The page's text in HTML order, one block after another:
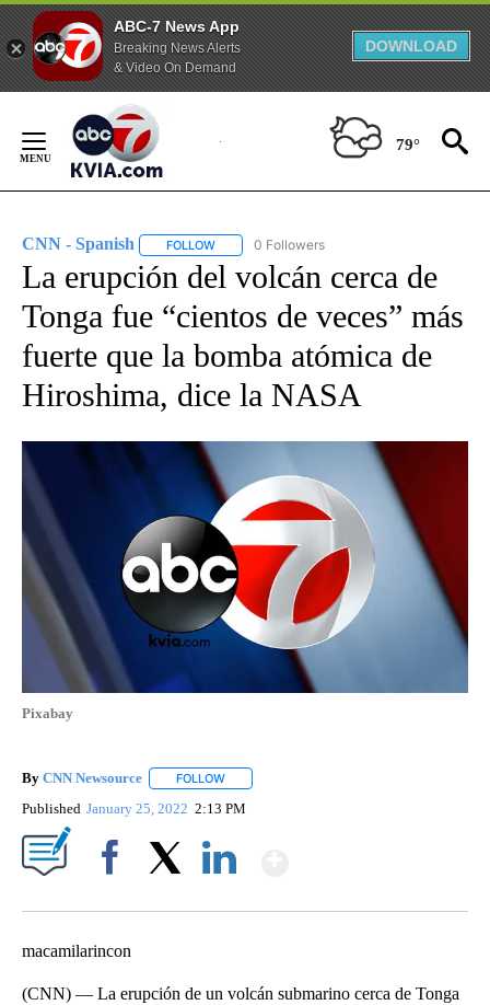
ABC-7 News App
Breaking News Alerts
& Video On Demand
DOWNLOAD
Content
79°
CNN - Spanish FOLLOW FOLLOW "CNN - SPANISH" TO RECEIVE
0 Followers
La erupción del volcán cerca de
Tonga fue “cientos de veces” más
fuerte que la bomba atómica de
Hiroshima, dice la NASA
Pixabay
By CNN Newsource FOLLOW
Published January 25, 2022 2:13 PM
macamilarincon
(CNN) –– La erupción de un volcán submarino cerca de Tonga